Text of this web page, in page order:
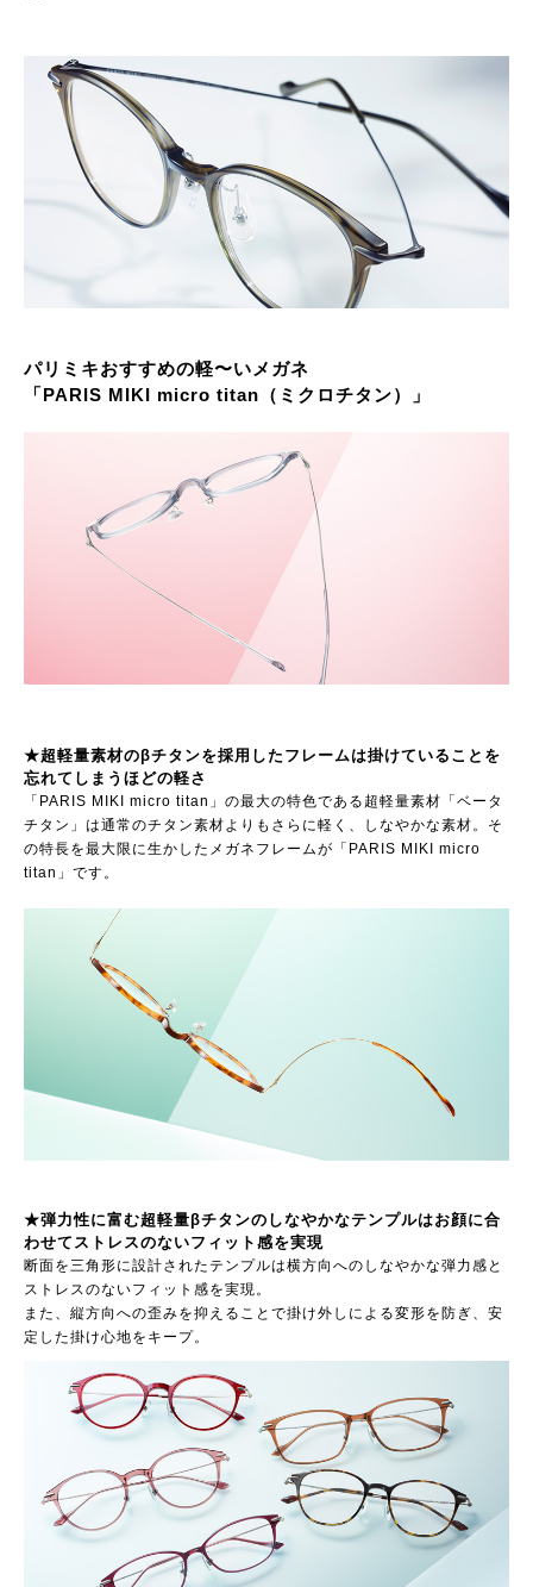
パリミキおすすめの軽〜いメガネ
「PARIS MIKI micro titan（ミクロチタン）」
★超軽量素材のβチタンを採用したフレームは掛けていることを
忘れてしまうほどの軽さ
「PARIS MIKI micro titan」の最大の特色である超軽量素材「ベータ
チタン」は通常のチタン素材よりもさらに軽く、しなやかな素材。そ
の特長を最大限に生かしたメガネフレームが「PARIS MIKI micro
titan」です。
★弾力性に富む超軽量βチタンのしなやかなテンプルはお顔に合
わせてストレスのないフィット感を実現
断面を三角形に設計されたテンプルは横方向へのしなやかな弾力感と
ストレスのないフィット感を実現。
また、縦方向への歪みを抑えることで掛け外しによる変形を防ぎ、安
定した掛け心地をキープ。